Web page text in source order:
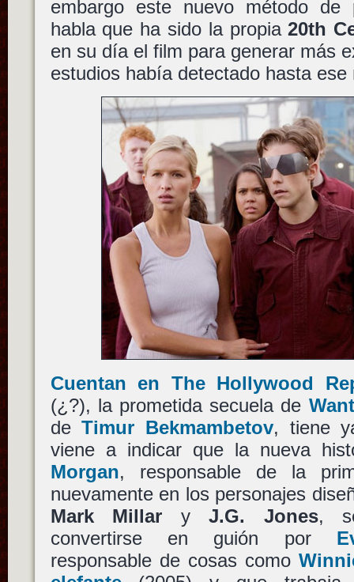
embargo este nuevo método de
habla que ha sido la propia20th
en su día el film para generar más
estudios había detectado hasta ese
Cuentan en The Hollywood
(¿?), la prometida secuela de
deTimur Bekmambetov, tiene
viene a indicar que la nueva
Morgan, responsable de la
nuevamente en los personajes
Mark Millar yJ.G. Jones,
convertirse en guión por
responsable de cosas como